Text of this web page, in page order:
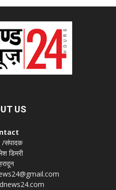
US
/संपादक
डिमरी